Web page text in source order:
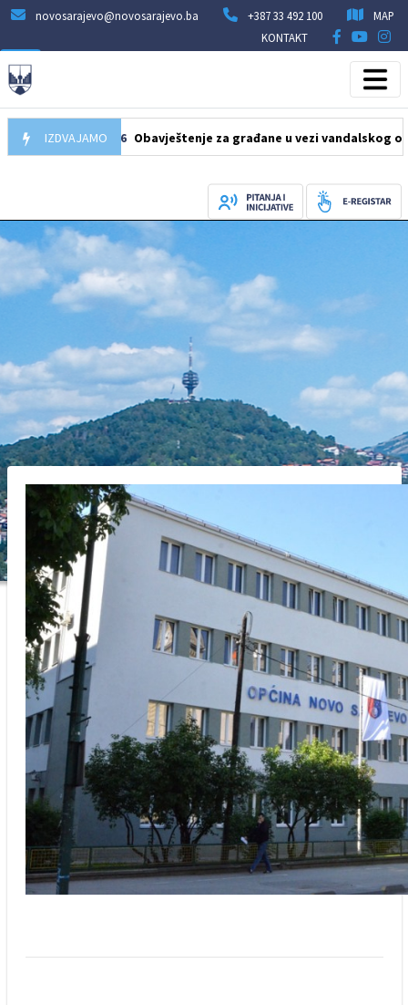
novosarajevo@novosarajevo.ba +387 33 492 100
MAP
KONTAKT
IZDVAJAMO
10.08.2026 Obavještenje za građane u vezi vandalskog oštećenja